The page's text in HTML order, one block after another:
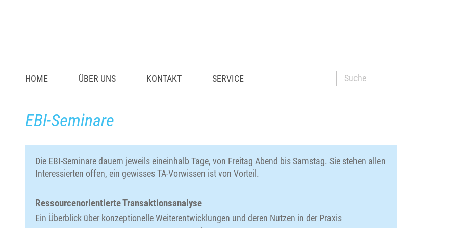
HOME ÜBER UNS KONTAKT SERVICE
EBI-Seminare
Die EBI-Seminare dauern jeweils eineinhalb Tage, von Freitag Abend bis Samstag. Sie stehen allen
Interessierten offen, ein gewisses TA-Vorwissen ist von Vorteil.
Ressourcenorientierte Transaktionsanalyse
Ein Überblick über konzeptionelle Weiterentwicklungen und deren Nutzen in der Praxis